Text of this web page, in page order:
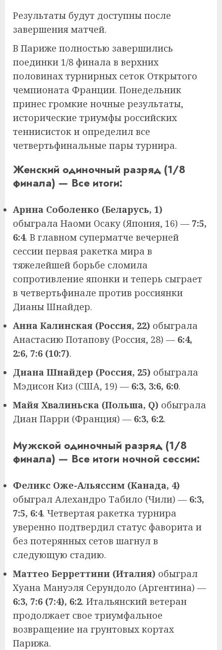
Результаты будут доступны после
завершения матчей.
В Париже полностью завершились
поединки 1/8 финала в верхних
половинах турнирных сеток Открытого
чемпионата Франции. Понедельник
принес громкие ночные результаты,
исторические триумфы российских
теннисисток и определил все
четвертьфинальные пары турнира.
Женский одиночный разряд (1/8
финала) — Все итоги:
Арина Соболенко (Беларусь, 1)
обыграла Наоми Осаку (Япония, 16) — 7:5,
6:4. В главном суперматче вечерней
сессии первая ракетка мира в
тяжелейшей борьбе сломила
сопротивление японки и теперь сыграет
в четвертьфинале против россиянки
Дианы Шнайдер.
Анна Калинская (Россия, 22) обыграла
Анастасию Потапову (Россия, 28) — 6:4,
2:6, 7:6 (10:7).
Диана Шнайдер (Россия, 25) обыграла
Мэдисон Киз (США, 19) — 6:3, 3:6, 6:0.
Майя Хвалиньска (Польша, Q) обыграла
Диан Парри (Франция) — 6:3, 6:2.
Мужской одиночный разряд (1/8
финала) — Все итоги ночной сессии:
Феликс Оже-Альяссим (Канада, 4)
обыграл Алехандро Табило (Чили) — 6:3,
7:5, 6:4. Четвертая ракетка турнира
уверенно подтвердил статус фаворита и
без потерянных сетов шагнул в
следующую стадию.
Маттео Берреттини (Италия) обыграл
Хуана Мануэля Серундоло (Аргентина) —
6:3, 7:6 (7:4), 6:2. Итальянский ветеран
продолжает свое триумфальное
возвращение на грунтовых кортах
Парижа.